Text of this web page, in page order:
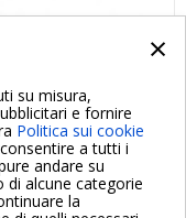
×
su misura,
e fornire
Politica sui cookie
a tutti i
andare su
di alcune categorie
la
le Domande più